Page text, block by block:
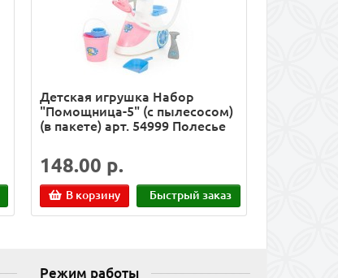
Детская игрушка Набор
"Помощница-5" (с пылесосом)
(в пакете) арт. 54999 Полесье
148.00 р.
В корзину Быстрый заказ
Режим работы